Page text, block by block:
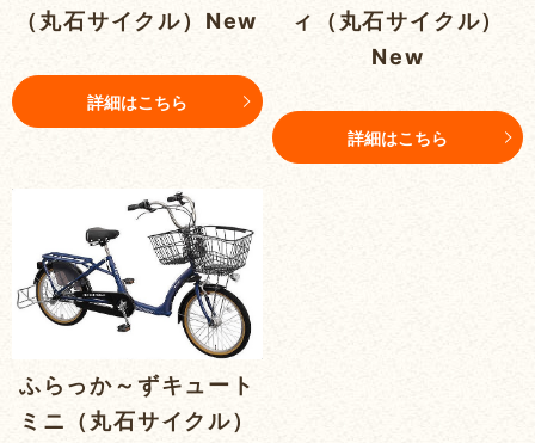
（丸石サイクル）New
詳細はこちら
ィ（丸石サイクル）
New
詳細はこちら
ふらっか～ずキュート
ミニ（丸石サイクル）